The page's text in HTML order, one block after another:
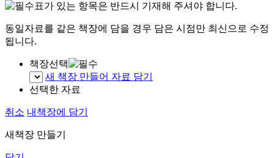
표가 있는 항목은 반드시 기재해 주셔야 합니다.
동일자료를 같은 책장에 담을 경우 담은 시점만 최신으로 수정
됩니다.
책장선택
새 책장 만들어 자료 담기
선택한 자료
취소 내책장에 담기
새책장 만들기